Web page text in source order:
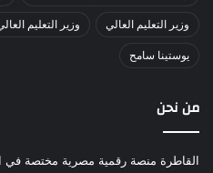
وزير التعليم العالي وزير التعليم
يوستينا سامح
من نحن
القاطرة منصة رقمية مصرية مختصة في